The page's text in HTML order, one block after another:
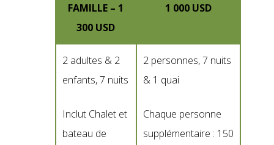
FAMILLE – 1
300 USD
1 000 USD
2 adultes & 2
enfants, 7 nuits
Inclut Chalet et
bateau de
2 personnes, 7 nuits
& 1 quai
Chaque personne
supplémentaire : 150